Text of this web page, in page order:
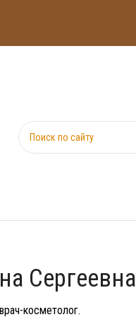
Сергеевна
косметолог.